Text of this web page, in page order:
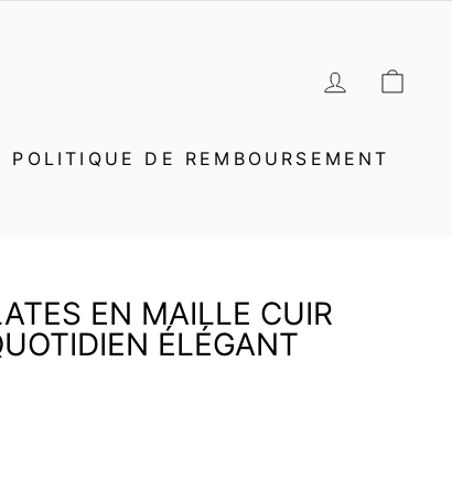
SE
POLITIQUE DE REMBOURSEMENT
EN MAILLE CUIR
ÉLÉGANT